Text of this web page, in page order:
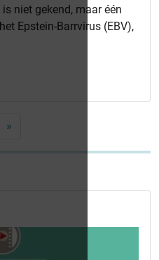
niet gekend, maar één
Epstein-Barrvirus (EBV),
»